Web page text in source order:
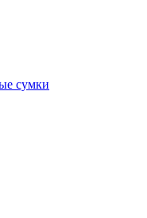
сумки